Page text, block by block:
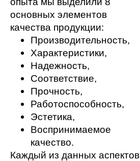
основных элементов
качества продукции:
Производительность,
Характеристики,
Надежность,
Соответствие,
Прочность,
Работоспособность,
Эстетика,
Воспринимаемое
качество.
Каждый из данных аспектов